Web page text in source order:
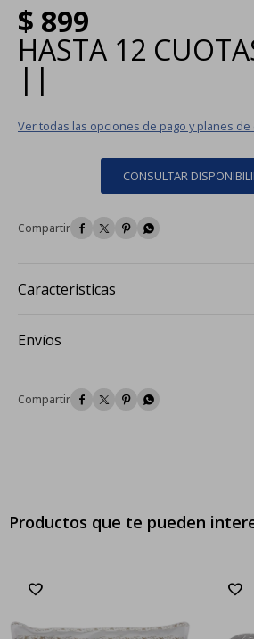
$ 899
HASTA 12
| |
Ver todas las opciones de pago y planes de
CONSULTAR
   
Caracteristicas
Envíos
   
Productos que te pueden